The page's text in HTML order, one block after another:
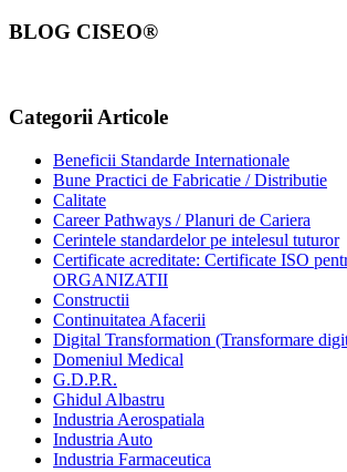
BLOG CISEO®
Categorii Articole
Beneficii Standarde Internationale
Bune Practici de Fabricatie / Distributie
Calitate
Career Pathways / Planuri de Cariera
Cerintele standardelor pe intelesul tuturor
Certificate acreditate: Certificate ISO
ORGANIZATII
Constructii
Continuitatea Afacerii
Digital Transformation (Transformare
Domeniul Medical
G.D.P.R.
Ghidul Albastru
Industria Aerospatiala
Industria Auto
Industria Farmaceutica